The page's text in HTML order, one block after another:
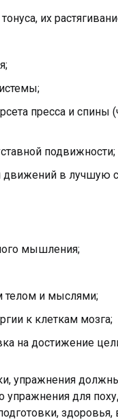
их
пресса и спины
подвижности;
в лучшую
мышления;
телом и мыслями;
к клеткам мозга;
на достижение
упражнения
упражнения для